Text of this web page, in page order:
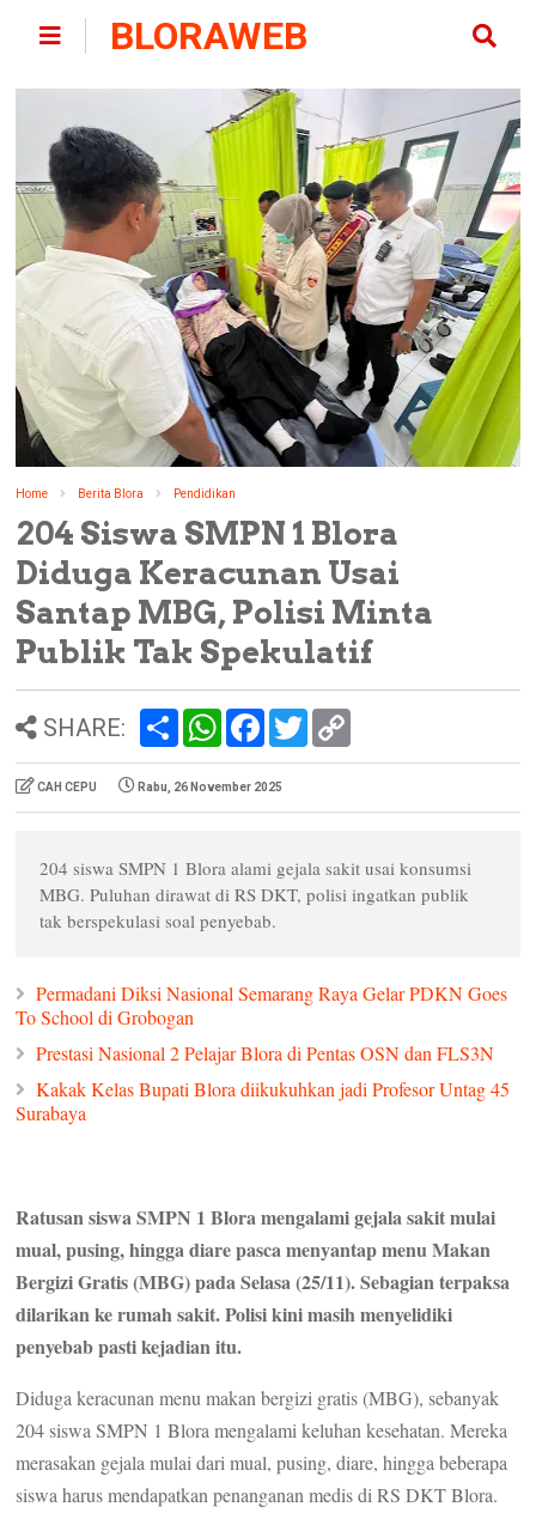
BLORAWEB
Home Berita Blora Pendidikan
204 Siswa SMPN 1 Blora
Diduga Keracunan Usai
Santap MBG, Polisi Minta
Publik Tak Spekulatif
SHARE:
e
W
s
A
b
o
w
e
i
CAH CEPU Rabu, 26 November 2025
204 siswa SMPN 1 Blora alami gejala sakit usai konsumsi
MBG. Puluhan dirawat di RS DKT, polisi ingatkan publik
tak berspekulasi soal penyebab.
Permadani Diksi Nasional Semarang Raya Gelar PDKN Goes
To School di Grobogan
Prestasi Nasional 2 Pelajar Blora di Pentas OSN dan FLS3N
Kakak Kelas Bupati Blora diikukuhkan jadi Profesor Untag 45
Surabaya
Ratusan siswa SMPN 1 Blora mengalami gejala sakit mulai
mual, pusing, hingga diare pasca menyantap menu Makan
Bergizi Gratis (MBG) pada Selasa (25/11). Sebagian terpaksa
dilarikan ke rumah sakit. Polisi kini masih menyelidiki
penyebab pasti kejadian itu.
Diduga keracunan menu makan bergizi gratis (MBG), sebanyak
204 siswa SMPN 1 Blora mengalami keluhan kesehatan. Mereka
merasakan gejala mulai dari mual, pusing, diare, hingga beberapa
siswa harus mendapatkan penanganan medis di RS DKT Blora.